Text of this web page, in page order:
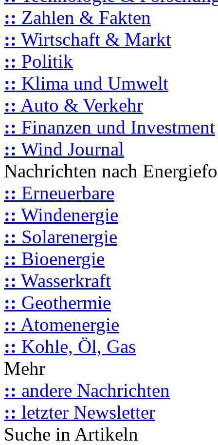
:: Zahlen & Fakten
:: Wirtschaft & Markt
:: Politik
:: Klima und Umwelt
:: Auto & Verkehr
:: Finanzen und Investment
:: Wind Journal
Nachrichten nach
:: Erneuerbare
:: Windenergie
:: Solarenergie
:: Bioenergie
:: Wasserkraft
:: Geothermie
:: Atomenergie
:: Kohle, Öl, Gas
Mehr
:: andere Nachrichten
:: letzter Newsletter
Suche in Artikeln